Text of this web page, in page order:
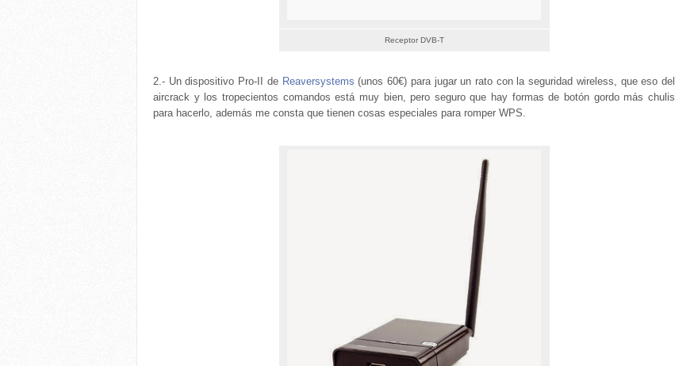
Receptor DVB-T
2.- Un dispositivo Pro-II de Reaversystems(unos 60€) para jugar un rato con la seguridad wireless, que eso del
aircrack y los tropecientos comandos está muy bien, pero seguro que hay formas de botón gordo más chulis
para hacerlo, además me consta que tienen cosas especiales para romper WPS.